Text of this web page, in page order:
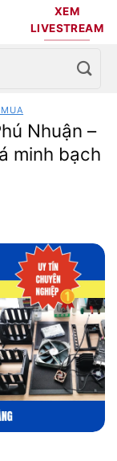
XEM
LIVESTREAM
Nhuận –
minh bạch